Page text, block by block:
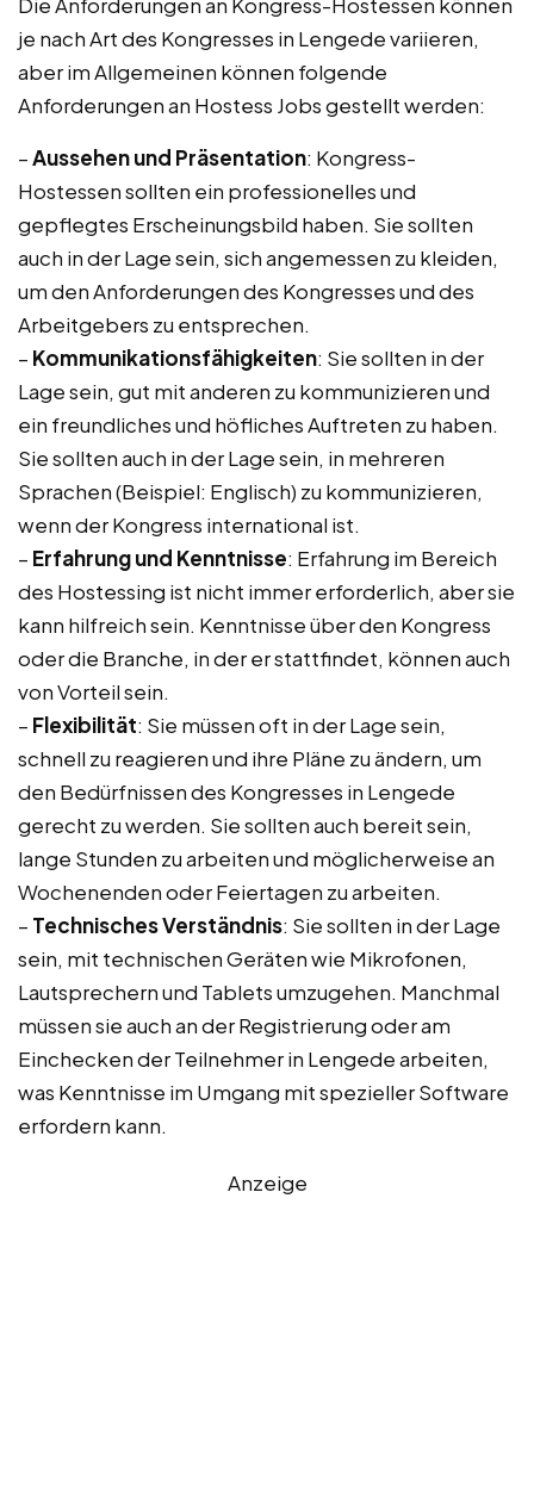
je nach Art des Kongresses in Lengede variieren,
aber im Allgemeinen können folgende
Anforderungen an Hostess Jobs gestellt werden:
–Aussehen und Präsentation: Kongress-
Hostessen sollten ein professionelles und
gepflegtes Erscheinungsbild haben. Sie sollten
auch in der Lage sein, sich angemessen zu kleiden,
um den Anforderungen des Kongresses und des
Arbeitgebers zu entsprechen.
– Kommunikationsfähigkeiten: Sie sollten in der
Lage sein, gut mit anderen zu kommunizieren und
ein freundliches und höfliches Auftreten zu haben.
Sie sollten auch in der Lage sein, in mehreren
Sprachen (Beispiel: Englisch) zu kommunizieren,
wenn der Kongress international ist.
– Erfahrung und Kenntnisse: Erfahrung im Bereich
des Hostessing ist nicht immer erforderlich, aber sie
kann hilfreich sein. Kenntnisse über den Kongress
oder die Branche, in der er stattfindet, können auch
von Vorteil sein.
– Flexibilität: Sie müssen oft in der Lage sein,
schnell zu reagieren und ihre Pläne zu ändern, um
den Bedürfnissen des Kongresses in Lengede
gerecht zu werden. Sie sollten auch bereit sein,
lange Stunden zu arbeiten und möglicherweise an
Wochenenden oder Feiertagen zu arbeiten.
– Technisches Verständnis: Sie sollten in der Lage
sein, mit technischen Geräten wie Mikrofonen,
Lautsprechern und Tablets umzugehen. Manchmal
müssen sie auch an der Registrierung oder am
Einchecken der Teilnehmer in Lengede arbeiten,
was Kenntnisse im Umgang mit spezieller Software
erfordern kann.
Anzeige